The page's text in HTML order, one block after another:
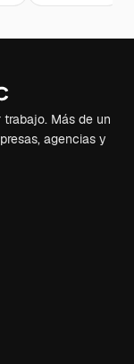
Más de un
agencias y